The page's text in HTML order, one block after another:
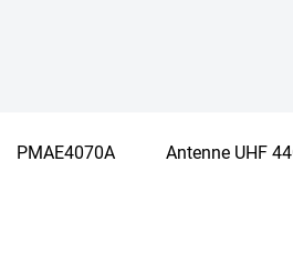
PMAE4070A Antenne UHF